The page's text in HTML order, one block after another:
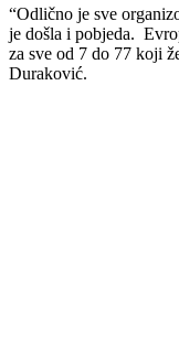
“Odlično je sve
je došla i pobjeda.
za sve od 7 do 77 koji
Duraković.